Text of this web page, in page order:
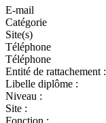
E-mail
Catégorie
Site(s)
Téléphone
Téléphone
Entité de rattachement :
Libelle diplôme :
Niveau :
Site :
Fonction :